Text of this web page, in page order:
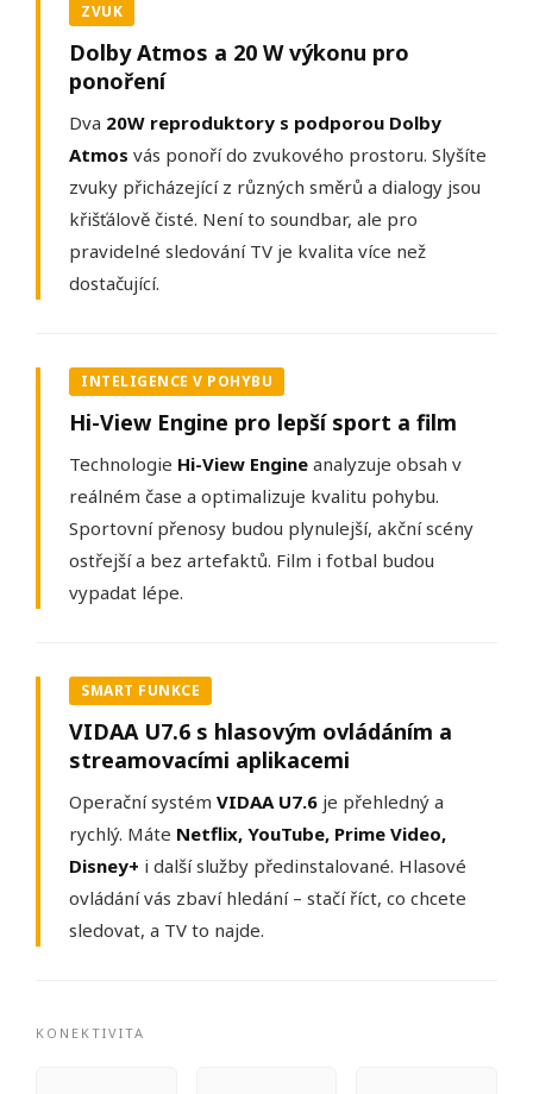
ZVUK
Dolby Atmos a 20 W výkonu pro
ponoření
Dva 20W reproduktory s podporou Dolby
Atmos vás ponoří do zvukového prostoru. Slyšíte
zvuky přicházející z různých směrů a dialogy jsou
křišťálově čisté. Není to soundbar, ale pro
pravidelné sledování TV je kvalita více než
dostačující.
INTELIGENCE V POHYBU
Hi-View Engine pro lepší sport a film
Technologie Hi-View Engine analyzuje obsah v
reálném čase a optimalizuje kvalitu pohybu.
Sportovní přenosy budou plynulejší, akční scény
ostřejší a bez artefaktů. Film i fotbal budou
vypadat lépe.
SMART FUNKCE
VIDAA U7.6 s hlasovým ovládáním a
streamovacími aplikacemi
Operační systém VIDAA U7.6 je přehledný a
rychlý. Máte Netflix, YouTube, Prime Video,
Disney+ i další služby předinstalované. Hlasové
ovládání vás zbaví hledání – stačí říct, co chcete
sledovat, a TV to najde.
KONEKTIVITA